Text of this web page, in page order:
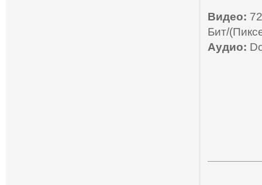
Видео:
Бит/
Аудио: